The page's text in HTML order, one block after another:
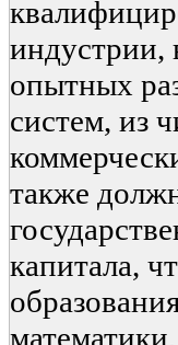
индустрии,
опытных
систем, из
также
капитала,